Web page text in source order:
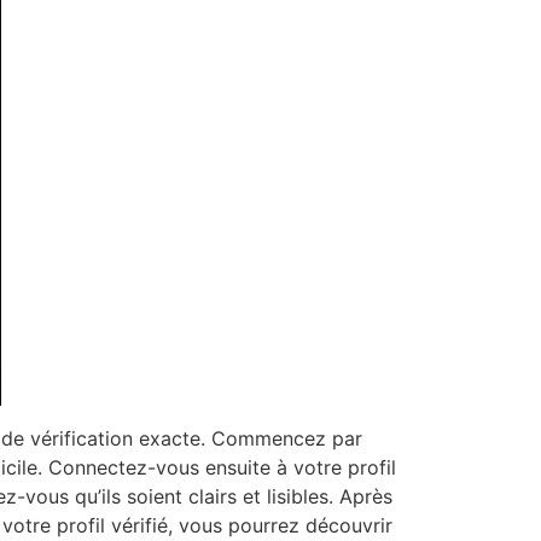
vérification exacte. Commencez par
Connectez-vous ensuite à votre profil
vous qu’ils soient clairs et lisibles. Après
profil vérifié, vous pourrez découvrir